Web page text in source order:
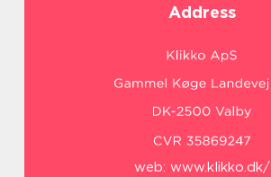
Address
web: www.klikko.dk/